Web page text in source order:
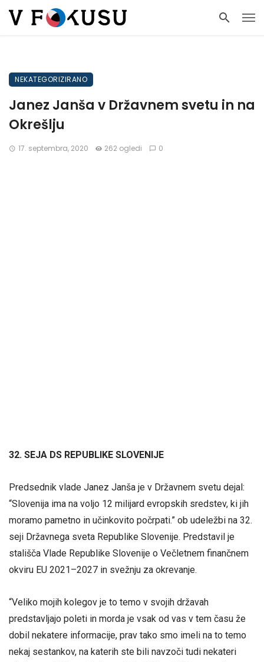
NEKATEGORIZIRANO
Janez Janša v Državnem svetu in na
Okrešlju
17. septembra, 2020 262 ogledi 0
32. SEJA DS REPUBLIKE SLOVENIJE
Predsednik vlade Janez Janša je v Državnem svetu dejal:
“Slovenija ima na voljo 12 milijard evropskih sredstev, ki jih
moramo pametno in učinkovito počrpati.” ob udeležbi na 32.
seji Državnega sveta Republike Slovenije. Predstavil je
stališča Vlade Republike Slovenije o Večletnem finančnem
okviru EU 2021–2027 in svežnju za okrevanje.
“Veliko mojih kolegov je to temo v svojih državah
predstavljajo poleti in morda je vsak od vas v tem času že
dobil nekatere informacije, prav tako smo imeli na to temo
nekaj sestankov, na katerih ste bili navzoči tudi nekateri